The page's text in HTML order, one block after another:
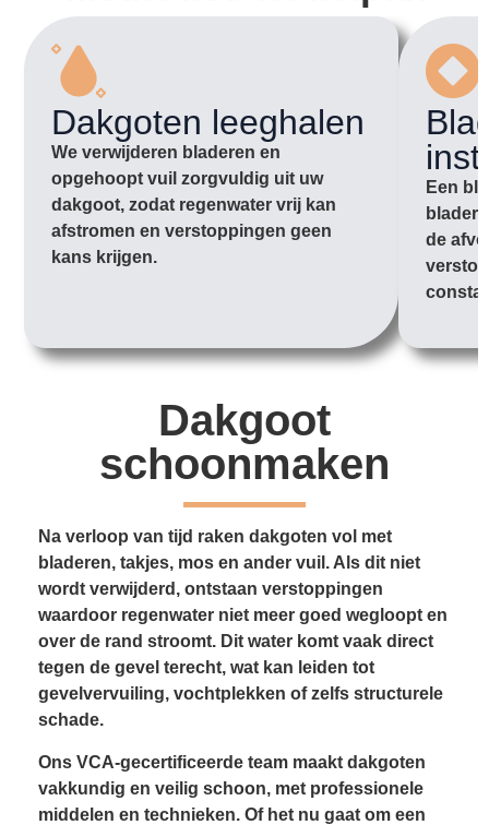
Dakgoten leeghalen
We verwijderen bladeren en
opgehoopt vuil zorgvuldig uit uw
dakgoot, zodat regenwater vrij kan
afstromen en verstoppingen geen
kans krijgen.
Een
de
Dakgoot
schoonmaken
Na verloop van tijd raken dakgoten vol met
bladeren, takjes, mos en ander vuil. Als dit niet
wordt verwijderd, ontstaan verstoppingen
waardoor regenwater niet meer goed wegloopt en
over de rand stroomt. Dit water komt vaak direct
tegen de gevel terecht, wat kan leiden tot
gevelvervuiling, vochtplekken of zelfs structurele
schade.
Ons VCA-gecertificeerde team maakt dakgoten
vakkundig en veilig schoon, met professionele
middelen en technieken. Of het nu gaat om een